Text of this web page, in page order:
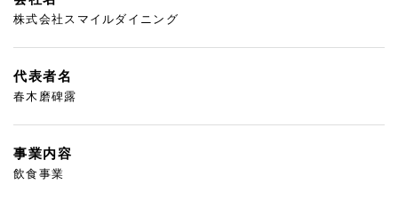
株式会社スマイルダイニング
代表者名
春木磨碑露
事業内容
飲食事業